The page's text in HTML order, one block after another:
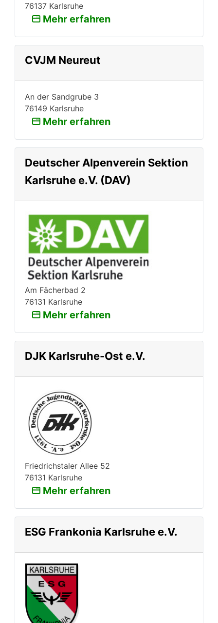
76137 Karlsruhe
Mehr erfahren
CVJM Neureut
An der Sandgrube 3
76149 Karlsruhe
Mehr erfahren
Deutscher Alpenverein Sektion
Karlsruhe e.V. (DAV)
Am Fächerbad 2
76131 Karlsruhe
Mehr erfahren
DJK Karlsruhe-Ost e.V.
Friedrichstaler Allee 52
76131 Karlsruhe
Mehr erfahren
ESG Frankonia Karlsruhe e.V.